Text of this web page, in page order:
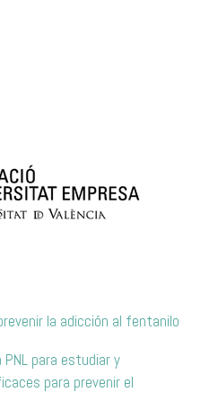
la adicción al fentanilo
para estudiar y
para prevenir el